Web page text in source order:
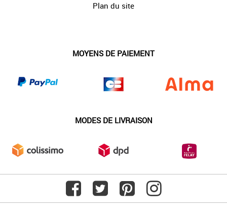
Plan du site
MOYENS DE PAIEMENT
MODES DE LIVRAISON